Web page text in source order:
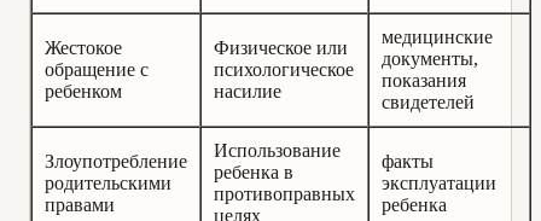
Жестокое
обращение с
ребенком
Физическое или
психологическое
насилие
медицинские
документы,
показания
свидетелей
Злоупотребление
родительскими
правами
Использование
ребенка в
противоправных
целях
факты
эксплуатации
ребенка